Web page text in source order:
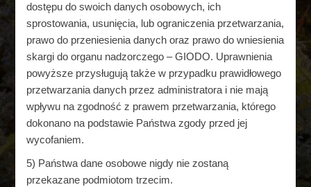
dostępu do swoich danych osobowych, ich
sprostowania, usunięcia, lub ograniczenia przetwarzania,
prawo do przeniesienia danych oraz prawo do wniesienia
skargi do organu nadzorczego – GIODO. Uprawnienia
powyższe przysługują także w przypadku prawidłowego
przetwarzania danych przez administratora i nie mają
wpływu na zgodność z prawem przetwarzania, którego
dokonano na podstawie Państwa zgody przed jej
wycofaniem.
5) Państwa dane osobowe nigdy nie zostaną
przekazane podmiotom trzecim.